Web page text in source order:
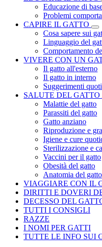
Educazione di
Problemi
CAPIRE IL GATTO
Cosa sapere sui
Linguaggio del
Comportamento
VIVERE CON UN
Il gatto all'esterno
Il gatto in interno
Suggerimenti
SALUTE DEL GATTO
Malattie del gatto
Parassiti del gatto
Gatto anziano
Riproduzione e
Igiene e cure
Sterilizzazione e
Vaccini per il gatto
Obesità del gatto
Anatomia del gatto
VIAGGIARE CON IL
DIRITTI E DOVERI
DECESSO DEL
TUTTI I CONSIGLI
RAZZE
I NOMI PER GATTI
TUTTE LE INFO SUI